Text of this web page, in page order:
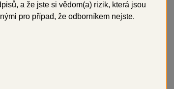
ml
a že jste si vědom(a) rizik, která jsou
pro případ, že odborníkem nejste.